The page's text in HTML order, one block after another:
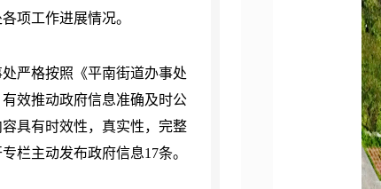
项工作进展情况。
严格按照《平南街道办事处
效推动政府信息准确及时公
具有时效性，真实性，完整
栏主动发布政府信息17条。